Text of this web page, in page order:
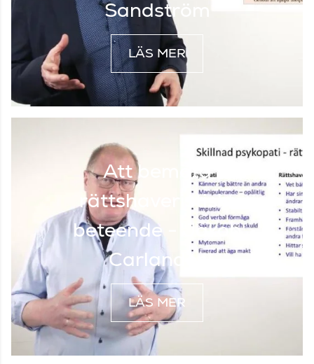
Sandström
LÄS MER
Att bemöta
rättshaveristiskt
beteende - Jakob
Carlander
LÄS MER